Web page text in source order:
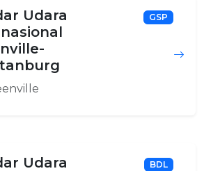
Udara
GSP
Udara
BDL